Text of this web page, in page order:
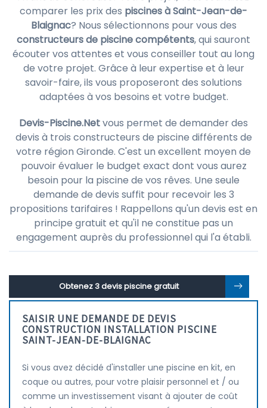
comparer les prix des piscines à Saint-Jean-de-
Blaignac? Nous sélectionnons pour vous des
constructeurs de piscine compétents, qui sauront
écouter vos attentes et vous conseiller tout au long
de votre projet. Grâce à leur expertise et à leur
savoir-faire, ils vous proposeront des solutions
adaptées à vos besoins et votre budget.
Devis-Piscine.Netvous permet de demander des
devis à trois constructeurs de piscine différents de
votre région Gironde. C'est un excellent moyen de
pouvoir évaluer le budget exact dont vous aurez
besoin pour la piscine de vos rêves. Une seule
demande de devis suffit pour recevoir les 3
propositions tarifaires ! Rappellons qu'un devis est en
principe gratuit et qu'il ne constitue pas un
engagement auprès du professionnel qui l'a établi.
Obtenez 3 devis piscine gratuit
SAISIR UNE DEMANDE DE DEVIS
CONSTRUCTION INSTALLATION PISCINE
SAINT-JEAN-DE-BLAIGNAC
Si vous avez décidé d'installer une piscine en kit, en
coque ou autres, pour votre plaisir personnel et / ou
comme un investissement visant à ajouter de coût